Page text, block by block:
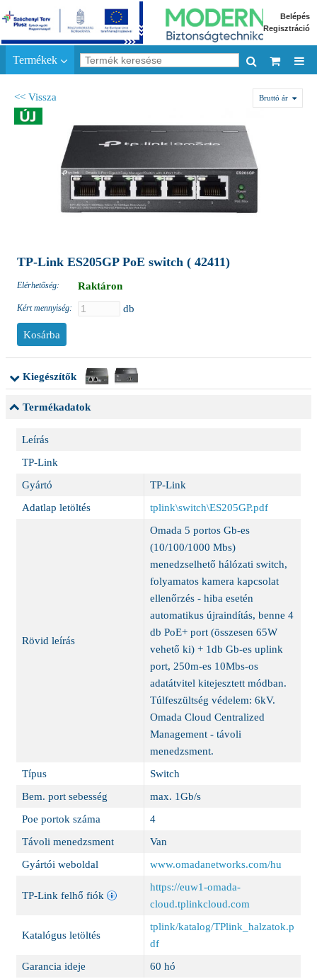
Belépés
Regisztráció
Termékek
<< Vissza Bruttó ár
TP-Link ES205GP PoE switch ( 42411)
Elérhetőség: Raktáron
Kért mennyiség: db
Kiegészítők
Termékadatok
Leírás
TP-Link
Gyártó
TP-Link
Adatlap letöltés
tplink\switch\ES205GP.pdf
Rövid leírás
Omada 5 portos Gb-es
(10/100/1000 Mbs)
menedzselhető hálózati switch,
folyamatos kamera kapcsolat
ellenőrzés - hiba esetén
automatikus újraindítás, benne 4
db PoE+ port (összesen 65W
vehető ki) + 1db Gb-es uplink
port, 250m-es 10Mbs-os
adatátvitel kitejesztett módban.
Túlfeszültség védelem: 6kV.
Omada Cloud Centralized
Management - távoli
menedzsment.
Típus
Switch
Bem. port sebesség
max. 1Gb/s
Poe portok száma
4
Távoli menedzsment
Van
Gyártói weboldal
www.omadanetworks.com/hu
TP-Link felhő fiók
https://euw1-omada-
cloud.tplinkcloud.com
Katalógus letöltés
tplink/katalog/TPlink_halzatok.p
df
Garancia ideje
60 hó